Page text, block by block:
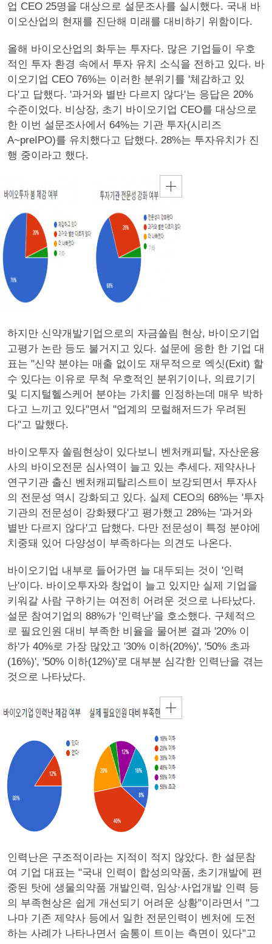
업 CEO 25명을 대상으로 설문조사를 실시했다. 국내 바
이오산업의 현재를 진단해 미래를 대비하기 위함이다.
올해 바이오산업의 화두는 투자다. 많은 기업들이 우호
적인 투자 환경 속에서 투자 유치 소식을 전하고 있다. 바
이오기업 CEO 76%는 이러한 분위기를 '체감하고 있
다'고 답했다. '과거와 별반 다르지 않다'는 응답은 20%
수준이었다. 비상장, 초기 바이오기업 CEO를 대상으로
한 이번 설문조사에서 64%는 기관 투자(시리즈
A~preIPO)를 유치했다고 답했다. 28%는 투자유치가 진
행 중이라고 했다.
하지만 신약개발기업으로의 자금쏠림 현상, 바이오기업
고평가 논란 등도 불거지고 있다. 설문에 응한 한 기업 대
표는 "신약 분야는 매출 없이도 재무적으로 엑싯(Exit) 할
수 있다는 이유로 무척 우호적인 분위기이나, 의료기기
및 디지털헬스케어 분야는 가치를 인정하는데 매우 박하
다고 느끼고 있다"면서 "업계의 모럴해저드가 우려된
다"고 말했다.
바이오투자 쏠림현상이 있다보니 벤처캐피탈, 자산운용
사의 바이오전문 심사역이 늘고 있는 추세다. 제약사나
연구기관 출신 벤처캐피탈리스트이 보강되면서 투자사
의 전문성 역시 강화되고 있다. 실제 CEO의 68%는 '투자
기관의 전문성이 강화됐다'고 평가했고 28%는 '과거와
별반 다르지 않다'고 답했다. 다만 전문성이 특정 분야에
치중돼 있어 다양성이 부족하다는 의견도 나온다.
바이오기업 내부로 들어가면 늘 대두되는 것이 '인력
난'이다. 바이오투자와 창업이 늘고 있지만 실제 기업을
키워갈 사람 구하기는 여전히 어려운 것으로 나타났다.
설문 참여기업의 88%가 '인력난'을 호소했다. 구체적으
로 필요인원 대비 부족한 비율을 물어본 결과 '20% 이
하'가 40%로 가장 많았고 '30% 이하(20%)', '50% 초과
(16%)', '50% 이하(12%)'로 대부분 심각한 인력난을 겪는
것으로 나타났다.
인력난은 구조적이라는 지적이 적지 않았다. 한 설문참
여 기업 대표는 "국내 인력이 합성의약품, 초기개발에 편
중된 탓에 생물의약품 개발인력, 임상·사업개발 인력 등
의 부족현상은 쉽게 개선되기 어려운 상황"이라면서 "그
나마 기존 제약사 등에서 일한 전문인력이 벤처에 도전
하는 사례가 나타나면서 숨통이 트이는 측면이 있다"고